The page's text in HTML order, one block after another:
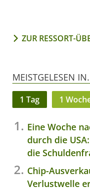
ZUR RESSORT-
MEISTGELESEN
1 Tag 1
Eine Woche
durch die
die
Chip-
Verlustwelle